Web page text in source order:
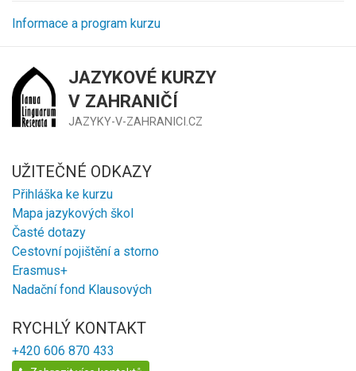
Informace a program kurzu
JAZYKOVÉ KURZY
V ZAHRANIČÍ
JAZYKY-V-ZAHRANICI.CZ
UŽITEČNÉ ODKAZY
Přihláška ke kurzu
Mapa jazykových škol
Časté dotazy
Cestovní pojištění a storno
Erasmus+
Nadační fond Klausových
RYCHLÝ KONTAKT
+420 606 870 433